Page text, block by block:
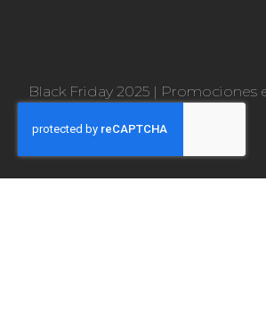
Black Friday 2025 | Promociones